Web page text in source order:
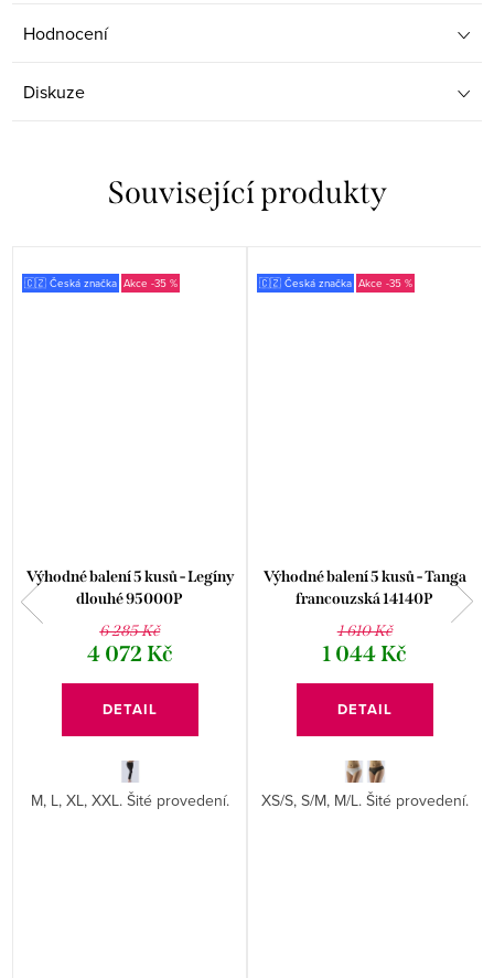
Hodnocení
Diskuze
Související produkty
🇨🇿 Česká značka -35 %
Výhodné balení 5 kusů - Legíny
dlouhé 95000P
6 285 Kč
4 072 Kč
DETAIL
M, L, XL, XXL. Šité provedení.
🇨🇿 Česká značka -35 %
Výhodné balení 5 kusů - Tanga
francouzská 14140P
1 610 Kč
1 044 Kč
DETAIL
XS/S, S/M, M/L. Šité provedení.